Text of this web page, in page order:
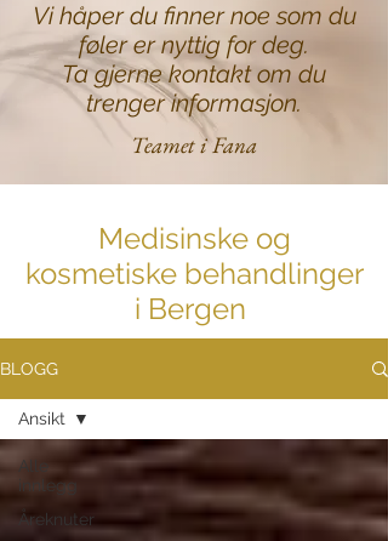
Vi håper du finner noe som du
føler er nyttig for deg.
Ta gjerne kontakt om du
trenger informasjon.
Teamet i Fana
Medisinske og
kosmetiske behandlinger
i Bergen
BLOGG
Alle
innlegg
Åreknuter
Ansikt